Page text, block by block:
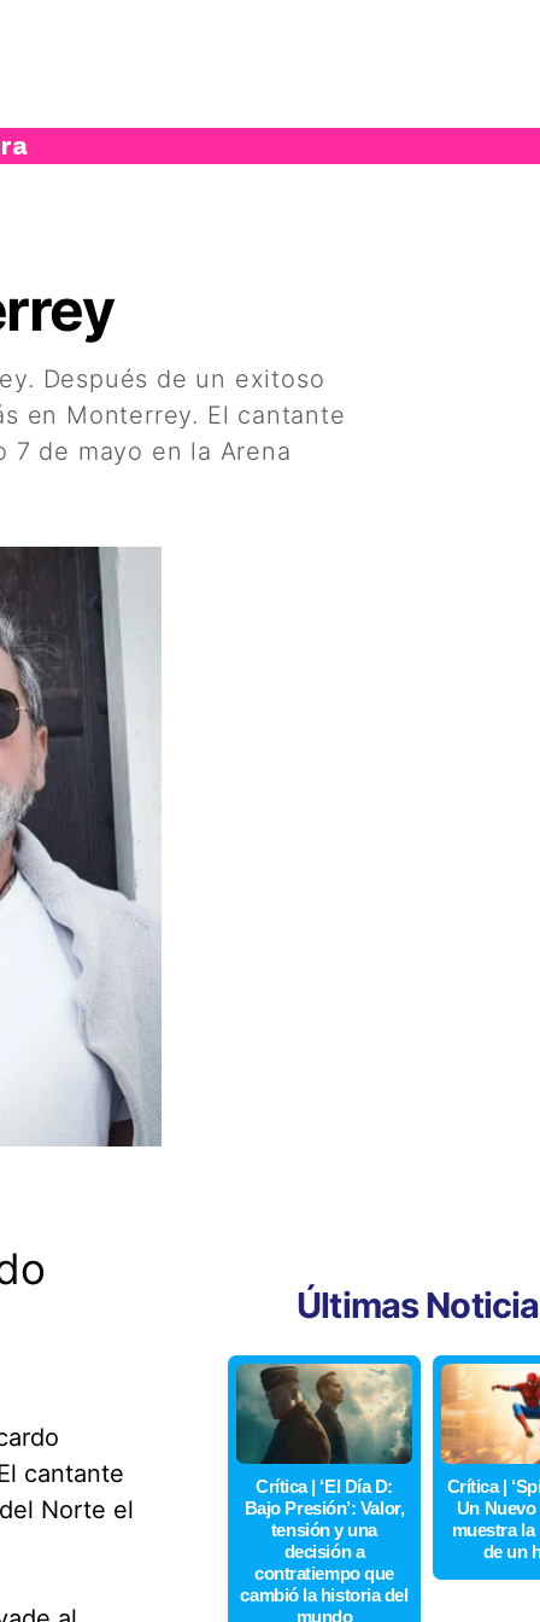
Después de un exitoso
en Monterrey. El cantante
de mayo en la Arena
cantante
Norte el
Últimas
Crítica | ‘El Día D:
Bajo Presión’: Valor,
tensión y una
decisión a
contratiempo que
cambió la historia del
mundo
Crítica |
Un Nuevo
muestra la
de un